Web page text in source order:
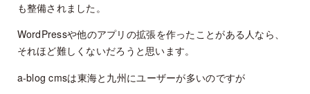
も整備されました。
WordPressや他のアプリの拡張を作ったことがある人なら、
それほど難しくないだろうと思います。
a-blog cmsは東海と九州にユーザーが多いのですが